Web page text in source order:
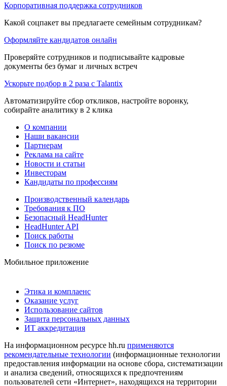
Корпоративная поддержка сотрудников
Какой соцпакет вы предлагаете семейным сотрудникам?
Оформляйте кандидатов онлайн
Проверяйте сотрудников и подписывайте кадровые
документы без бумаг и личных встреч
Ускорьте подбор в 2 раза с Talantix
Автоматизируйте сбор откликов, настройте воронку,
собирайте аналитику в 2 клика
О компании
Наши вакансии
Партнерам
Реклама на сайте
Новости и статьи
Инвесторам
Кандидаты по профессиям
Производственный календарь
Требования к ПО
Безопасный HeadHunter
HeadHunter API
Поиск работы
Поиск по резюме
Мобильное приложение
Этика и комплаенс
Оказание услуг
Использование сайтов
Защита персональных данных
ИТ аккредитация
На информационном ресурсе hh.ru применяются
рекомендательные технологии (информационные технологии
предоставления информации на основе сбора, систематизации
и анализа сведений, относящихся к предпочтениям
пользователей сети «Интернет», находящихся на территории